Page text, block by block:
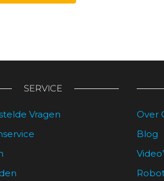
SERVICE
Vragen
Over
Blog